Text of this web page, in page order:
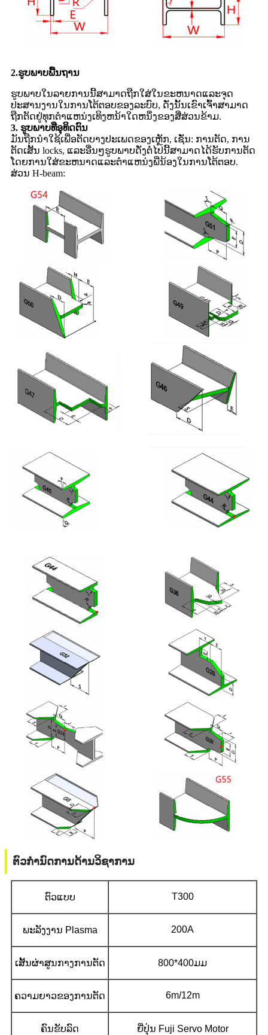
2.ຮູບພາບພື້ນຖານ
ຮູບພາບໃນລາຍການນີ້ສາມາດຖືກໃສ່ໃນຂະຫນາດແລະຈຸດ
ປະສານງານໃນການໂຕ້ຕອບຂອງລະບົບ, ດັ່ງນັ້ນເຂົາເຈົ້າສາມາດ
ຖືກຕັດຢູ່ທຸກຕໍາແຫນ່ງເທິງຫນ້າໃດຫນຶ່ງຂອງສີ່ສ່ວນຂ້າມ.
3. ຮູບພາບທີ່ອຸທິດຕົນ
ມັນຖືກນໍາໃຊ້ເພື່ອຕັດບາງປະເພດຂອງເຫຼັກ, ເຊັ່ນ: ການຕັດ, ການ
ຕັດເສັ້ນ locks, ແລະອື່ນໆຮູບພາບດັ່ງຕໍ່ໄປນີ້ສາມາດໄດ້ຮັບການຕັດ
ໂດຍການໃສ່ຂະຫນາດແລະຕໍາແຫນ່ງພີ່ນ້ອງໃນການໂຕ້ຕອບ.
ສ່ວນ H-beam:
ຕົວກໍານົດການດ້ານວິຊາການ
ຕົວແບບ T300
ພະລັງງານ Plasma 200A
ເສັ້ນຜ່າສູນກາງການຕັດ 800*400ມມ
ຄວາມຍາວຂອງການຕັດ 6m/12m
ຄົນຂັບລົດ ຍີ່ປຸ່ນ Fuji Servo Motor